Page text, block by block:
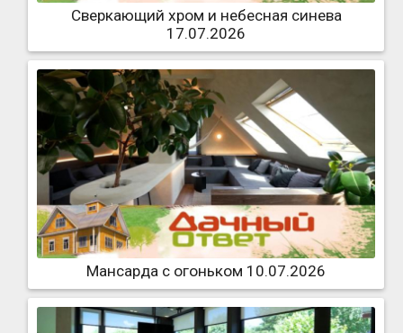
Сверкающий хром и небесная синева
17.07.2026
Мансарда с огоньком 10.07.2026